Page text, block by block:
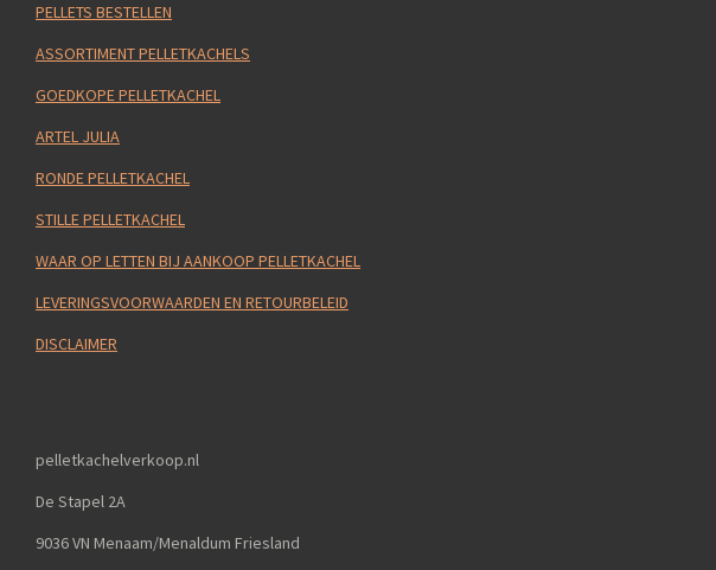
PELLETS BESTELLEN
ASSORTIMENT PELLETKACHELS
GOEDKOPE PELLETKACHEL
ARTEL JULIA
RONDE PELLETKACHEL
STILLE PELLETKACHEL
WAAR OP LETTEN BIJ AANKOOP PELLETKACHEL
LEVERINGSVOORWAARDEN EN RETOURBELEID
DISCLAIMER
pelletkachelverkoop.nl
De Stapel 2A
9036 VN Menaam/Menaldum Friesland